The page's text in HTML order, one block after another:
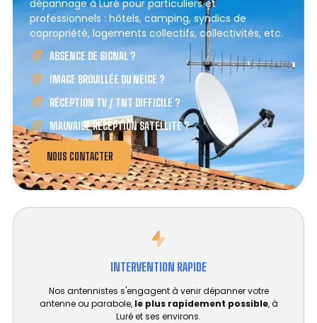
dépannage à Luré pour particuliers et
professionnels : hôtels, camping, syndics de
copropriété, logements collectifs, collectivités, etc.
ABSENCE DE SIGNAL ?
IMAGE BROUILLÉE OU NEIGE ?
RÉCEPTION TV / TNT DIFFICILE ?
MAUVAISE RÉCEPTION SATELLITE ?
NOUS CONTACTER
INTERVENTION RAPIDE
Nos antennistes s'engagent à venir dépanner votre
antenne ou parabole, le plus rapidement possible, à
Luré et ses environs.